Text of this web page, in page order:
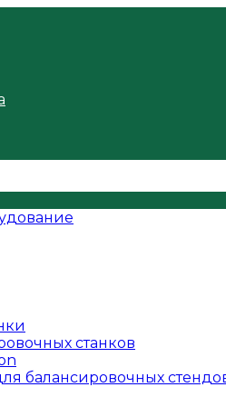
станков
балансировочных